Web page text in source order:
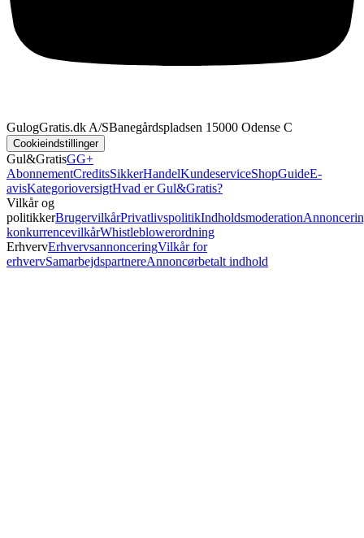
GulogGratis.dk A/SBanegårdspladsen 1 5000 Odense C
Cookieindstillinger
Gul&GratisGG+
AbonnementCreditsSikkerHandelKundeserviceShopGuideE-
avisKategorioversigtHvad er Gul&Gratis?
Vilkår og
politikkerBrugervilkårPrivatlivspolitikIndholdsmoderation
konkurrencevilkårWhistleblowerordning
ErhvervErhvervsannonceringVilkår for
erhvervSamarbejdspartnereAnnoncørbetalt indhold